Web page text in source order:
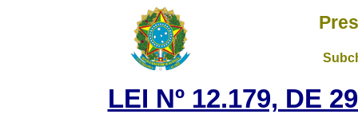
LEI Nº 12.179, DE